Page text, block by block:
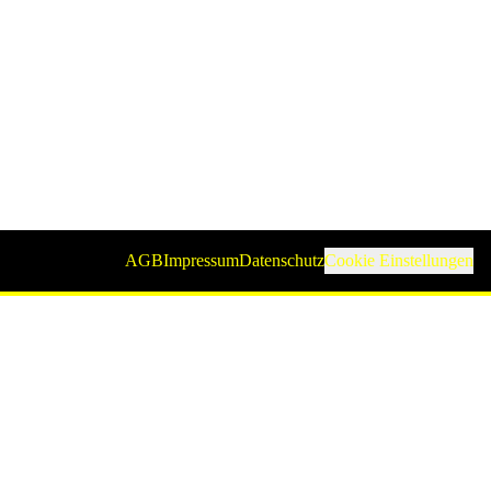
AGBImpressumDatenschutzCookie Einstellungen